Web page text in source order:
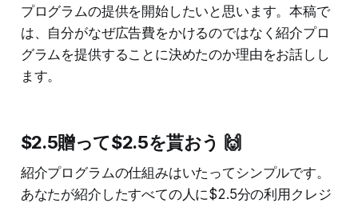
プログラムの提供を開始したいと思います。本稿で
は、自分がなぜ広告費をかけるのではなく紹介プロ
グラムを提供することに決めたのか理由をお話しし
ます。
$2.5贈って$2.5を貰おう 🙌
紹介プログラムの仕組みはいたってシンプルです。
あなたが紹介したすべての人に$2.5分の利用クレジ